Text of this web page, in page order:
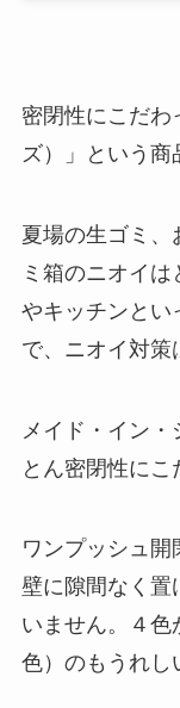
密閉性にこだわ
ズ）」という商
夏場の生ゴミ、
ミ箱のニオイ
やキッチンとい
で、ニオイ対策
メイド・イン
とん密閉性にこ
ワンプッシュ開
壁に隙間なく置
いません。４色
色）のもうれし